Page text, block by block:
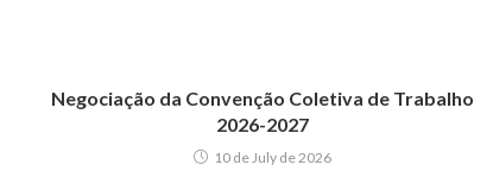
Negociação da Convenção Coletiva de Trabalho
2026-2027
10 de July de 2026